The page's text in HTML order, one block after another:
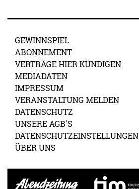
GEWINNSPIEL
ABONNEMENT
VERTRÄGE HIER KÜNDIGEN
MEDIADATEN
IMPRESSUM
VERANSTALTUNG MELDEN
DATENSCHUTZ
UNSERE AGB'S
DATENSCHUTZEINSTELLUNGEN
ÜBER UNS